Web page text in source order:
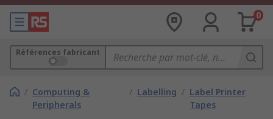
0
Références fabricant
/ Computing &
Peripherals
/ Labelling / Label Printer
Tapes